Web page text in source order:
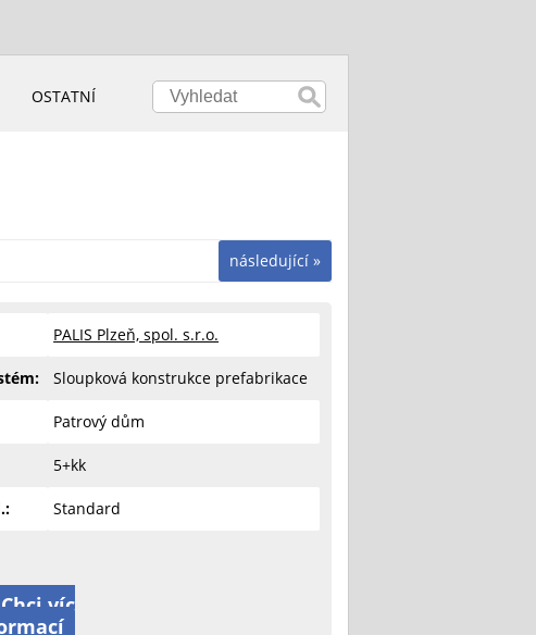
OSTATNÍ
následující »
PALIS Plzeň, spol. s.r.o.
Sloupková konstrukce prefabrikace
Patrový dům
5+kk
Standard
Chci víc